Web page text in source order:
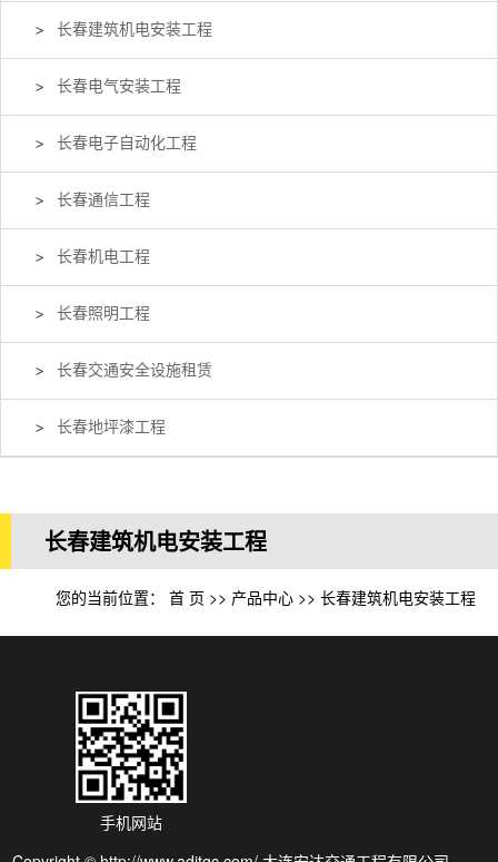
长春建筑机电安装工程
长春电气安装工程
长春电子自动化工程
长春通信工程
长春机电工程
长春照明工程
长春交通安全设施租赁
长春地坪漆工程
长春建筑机电安装工程
您的当前位置： 首 页 >> 产品中心 >> 长春建筑机电安装工程
手机网站